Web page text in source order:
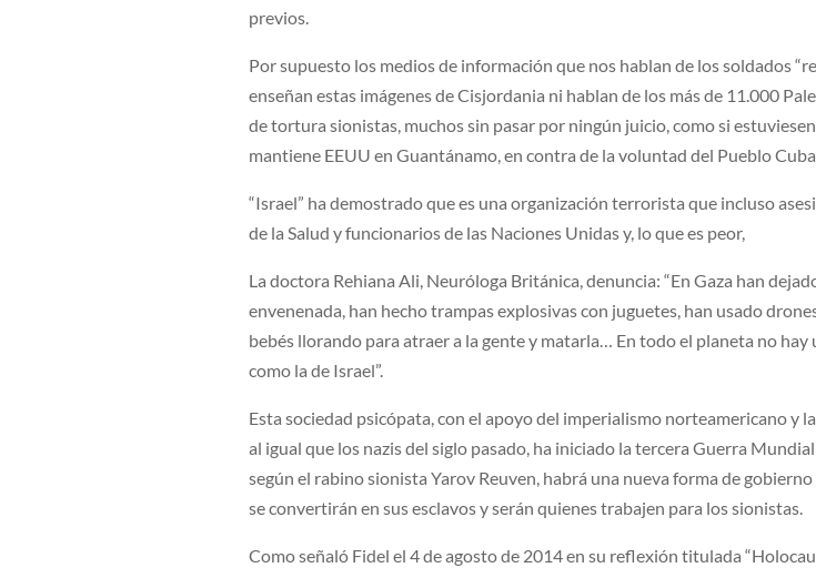
previos.
Por supuesto los medios de información que nos hablan de los soldados
enseñan estas imágenes de Cisjordania ni hablan de los más de 11.000
de tortura sionistas, muchos sin pasar por ningún juicio, como si
mantiene EEUU en Guantánamo, en contra de la voluntad del Pueblo
“Israel” ha demostrado que es una organización terrorista que incluso
de la Salud y funcionarios de las Naciones Unidas y, lo que es peor,
La doctora Rehiana Ali, Neuróloga Británica, denuncia: “En Gaza han
envenenada, han hecho trampas explosivas con juguetes, han usado
bebés llorando para atraer a la gente y matarla… En todo el planeta no hay
como la de Israel”.
Esta sociedad psicópata, con el apoyo del imperialismo norteamericano y
al igual que los nazis del siglo pasado, ha iniciado la tercera Guerra
según el rabino sionista Yarov Reuven, habrá una nueva forma de
se convertirán en sus esclavos y serán quienes trabajen para los sionistas.
Como señaló Fidel el 4 de agosto de 2014 en su reflexión titulada